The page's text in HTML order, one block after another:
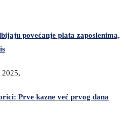
povećanje plata zaposlenima,
2025,
Prve kazne već prvog dana